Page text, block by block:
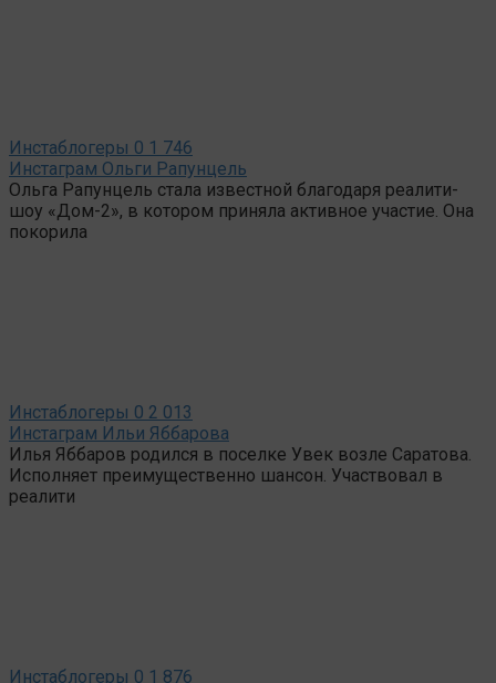
Инстаблогеры 0 1 746
Инстаграм Ольги Рапунцель
Ольга Рапунцель стала известной благодаря реалити-
шоу «Дом-2», в котором приняла активное участие. Она
покорила
Инстаблогеры 0 2 013
Инстаграм Ильи Яббарова
Илья Яббаров родился в поселке Увек возле Саратова.
Исполняет преимущественно шансон. Участвовал в
реалити
Инстаблогеры 0 1 876